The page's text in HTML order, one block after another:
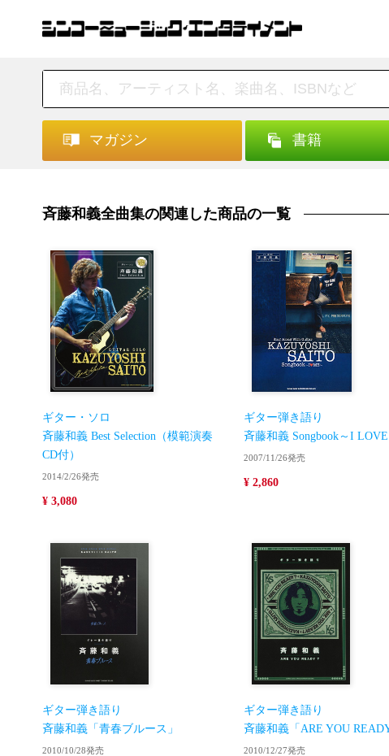
マガジン 書籍
斉藤和義全曲集の関連した商品の一覧
ギター・ソロ
斉藤和義 Best Selection（模範演奏
CD付）
2014/2/26発売
¥ 3,080
ギター弾き語り
斉藤和義 Songbook～I
2007/11/26発売
¥ 2,860
ギター弾き語り
斉藤和義「青春ブルース」
2010/10/28発売
ギター弾き語り
斉藤和義「ARE YOU
2010/12/27発売